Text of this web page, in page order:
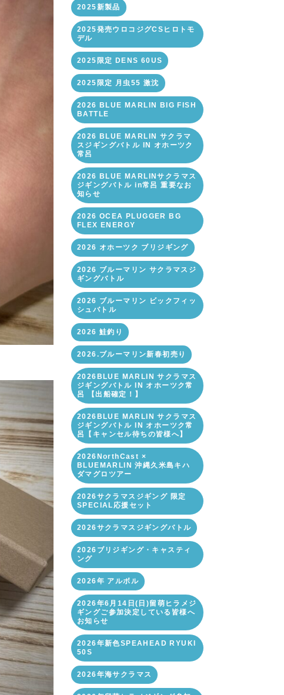
2025新製品
2025発売ウロコジグCSヒロトモ
デル
2025限定 DENS 60US
2025限定 月虫55 激沈
2026 BLUE MARLIN BIG FISH
BATTLE
2026 BLUE MARLIN サクラマ
スジギングバトル IN オホーツク
常呂
2026 BLUE MARLINサクラマス
ジギングバトル in常呂 重要なお
知らせ
2026 OCEA PLUGGER BG
FLEX ENERGY
2026 オホーツク ブリジギング
2026 ブルーマリン サクラマスジ
ギングバトル
2026 ブルーマリン ビックフィッ
シュバトル
2026 鮭釣り
2026.ブルーマリン新春初売り
2026BLUE MARLIN サクラマス
ジギングバトル IN オホーツク常
呂 【出船確定！】
2026BLUE MARLIN サクラマス
ジギングバトル IN オホーツク常
呂【キャンセル待ちの皆様へ】
2026NorthCast ×
BLUEMARLIN 沖縄久米島キハ
ダマグロツアー
2026サクラマスジギング 限定
SPECIAL応援セット
2026サクラマスジギングバトル
2026ブリジギング・キャスティ
ング
2026年 アルボル
2026年6月14日(日)留萌ヒラメジ
ギングご参加決定している皆様へ
お知らせ
2026年新色SPEAHEAD RYUKI
50S
2026年海サクラマス